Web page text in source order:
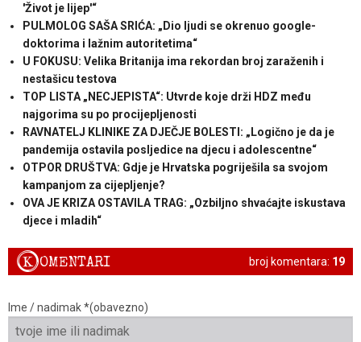
'Život je lijep'“
PULMOLOG SAŠA SRIĆA: „Dio ljudi se okrenuo google-
doktorima i lažnim autoritetima“
U FOKUSU: Velika Britanija ima rekordan broj zaraženih i
nestašicu testova
TOP LISTA „NECJEPISTA“: Utvrde koje drži HDZ među
najgorima su po procijepljenosti
RAVNATELJ KLINIKE ZA DJEČJE BOLESTI: „Logično je da je
pandemija ostavila posljedice na djecu i adolescentne“
OTPOR DRUŠTVA: Gdje je Hrvatska pogriješila sa svojom
kampanjom za cijepljenje?
OVA JE KRIZA OSTAVILA TRAG: „Ozbiljno shvaćajte iskustava
djece i mladih“
broj komentara: 19
KOMENTARI
Ime / nadimak *(obavezno)